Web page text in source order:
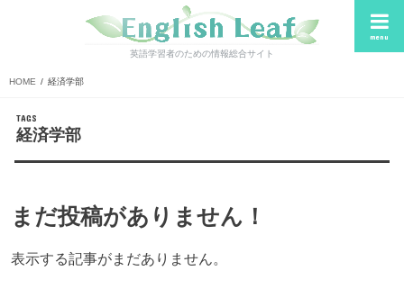
英語学習者のための情報総合サイト
menu
HOME 経済学部
経済学部
まだ投稿がありません！
表示する記事がまだありません。